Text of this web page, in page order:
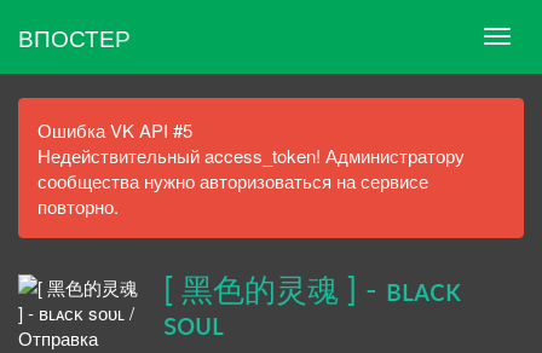
ВПОСТЕР
Ошибка VK API #5
Недействительный access_token! Администратору
сообщества нужно авторизоваться на сервисе
повторно.
[ 黑色的灵魂 ] - ʙʟᴀᴄᴋ
sᴏᴜʟ